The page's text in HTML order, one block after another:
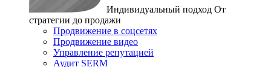
Индивидуальный подход От
стратегии до продажи
Продвижение в соцсетях
Продвижение видео
Управление репутацией
Аудит SERM